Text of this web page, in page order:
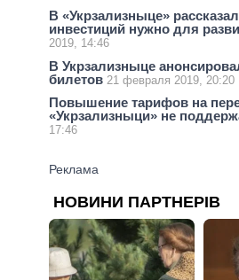
В «Укрзализныце»
инвестиций нужно для
2019, 14:46
В Укрзализныце
билетов 21 февраля 2019, 20:20
Повышение тарифов на
«Укрзализныци» не
17:46